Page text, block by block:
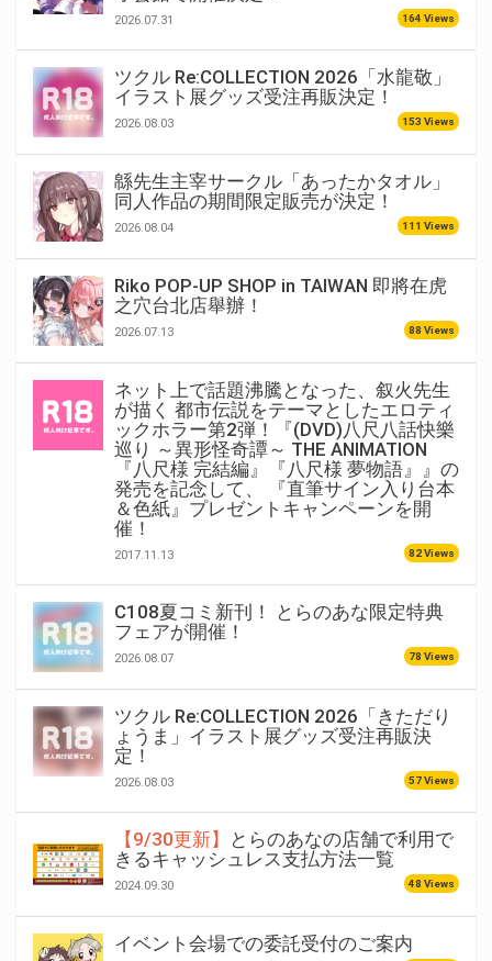
2026.07.31 164 Views
ツクル Re:COLLECTION 2026「水龍敬」
イラスト展グッズ受注再販決定！
2026.08.03 153 Views
緜先生主宰サークル「あったかタオル」
同人作品の期間限定販売が決定！
2026.08.04 111 Views
Riko POP-UP SHOP in TAIWAN 即將在虎
之穴台北店舉辦！
2026.07.13 88 Views
ネット上で話題沸騰となった、叙火先生
が描く 都市伝説をテーマとしたエロティ
ックホラー第2弾！『(DVD)八尺八話快樂
巡り ～異形怪奇譚～ THE ANIMATION
『八尺様 完結編』『八尺様 夢物語』』の
発売を記念して、 『直筆サイン入り台本
＆色紙』プレゼントキャンペーンを開
催！
2017.11.13 82 Views
C108夏コミ新刊！ とらのあな限定特典
フェアが開催！
2026.08.07 78 Views
ツクル Re:COLLECTION 2026「きただり
ょうま」イラスト展グッズ受注再販決
定！
2026.08.03 57 Views
【9/30更新】
とらのあなの店舗で利用で
きるキャッシュレス支払方法一覧
2024.09.30 48 Views
イベント会場での委託受付のご案内